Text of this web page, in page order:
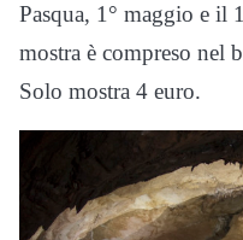
Pasqua, 1° maggio e il
mostra è compreso nel
Solo mostra 4 euro.